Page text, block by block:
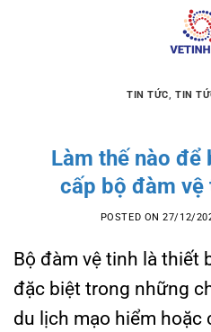
TIN TỨC,TIN
Làm thế nào để
cấp bộ đàm vệ
POSTED ON27/12/
Bộ đàm vệ tinh là thiết
đặc biệt trong những
du lịch mạo hiểm hoặc